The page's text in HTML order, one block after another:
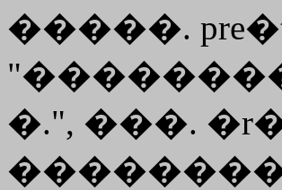
�����.
�.", ���.